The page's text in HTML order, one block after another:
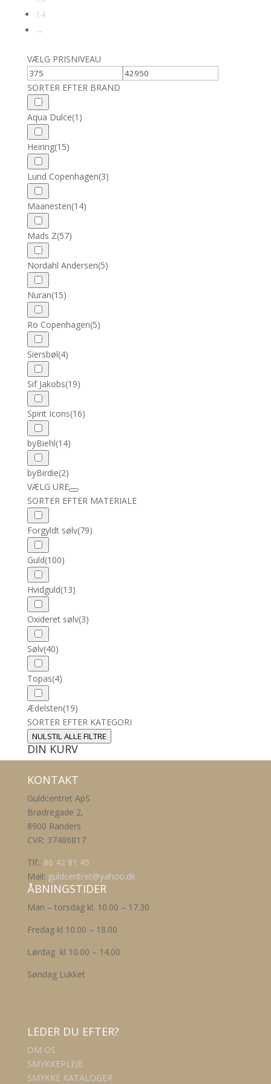
14
→
VÆLG PRISNIVEAU
SORTER EFTER BRAND
Aqua Dulce(1)
Heiring(15)
Lund Copenhagen(3)
Maanesten(14)
Mads Z(57)
Nordahl Andersen(5)
Nuran(15)
Ro Copenhagen(5)
Siersbøl(4)
Sif Jakobs(19)
Spirit Icons(16)
byBiehl(14)
byBirdie(2)
VÆLG URE
SORTER EFTER MATERIALE
Forgyldt sølv(79)
Guld(100)
Hvidguld(13)
Oxideret sølv(3)
Sølv(40)
Topas(4)
Ædelsten(19)
SORTER EFTER KATEGORI
NULSTIL ALLE FILTRE
DIN KURV
KONTAKT
Guldcentret ApS
Brødregade 2,
8900 Randers
CVR: 37486817
Tlf.: 86 42 81 45
Mail: guldcentret@yahoo.dk
ÅBNINGSTIDER
Man – torsdag kl. 10.00 – 17.30
Fredag kl 10.00 – 18.00
Lørdag kl 10.00 – 14.00
Søndag Lukket
LEDER DU EFTER?
OM OS
SMYKKEPLEJE
SMYKKE KATALOGER